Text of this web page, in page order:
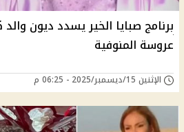
برنامج صبايا الخير يسدد ديون والد
عروسة المنوفية
الإثنين 15/ديسمبر/2025 - 06:25 م